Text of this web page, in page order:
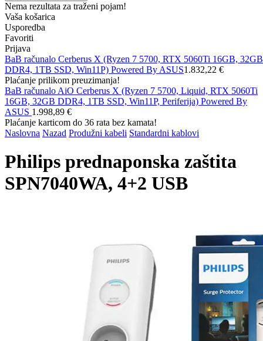
Nema rezultata za traženi pojam!
Vaša košarica
Usporedba
Favoriti
Prijava
BaB računalo Cerberus X (Ryzen 7 5700, RTX 5060Ti 16GB, 32GB
DDR4, 1TB SSD, Win11P) Powered By ASUS1.832,22 €
Plaćanje prilikom preuzimanja!
BaB računalo AiO Cerberus X (Ryzen 7 5700, Liquid, RTX 5060Ti
16GB, 32GB DDR4, 1TB SSD, Win11P, Periferija) Powered By
ASUS 1.998,89 €
Plaćanje karticom do 36 rata bez kamata!
Naslovna Nazad Produžni kabeli Standardni kablovi
Philips prednaponska zaštita
SPN7040WA, 4+2 USB